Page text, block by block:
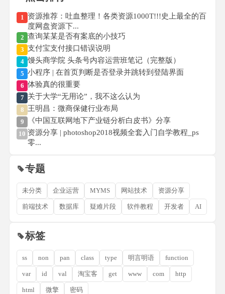
1 资源推荐：吐血整理！各类资源1000T!!!史上最全的百
度网盘资源下...
2 查询某某是否有案底的小技巧
3 支付宝支付接口错误说明
4 馒头商学院 头条号内容运营班笔记（完整版）
5 小程序 | 在首页判断是否登录并跳转到登陆界面
6 体验真的很重要
7 关于大学“无用论”，我不这么认为
8 王明昌：微商保健行业布局
9 《中国互联网地下产业链分析白皮书》分享
10 资源分享 | photoshop2018视频全套入门自学教程_ps
零...
专题
未分类 企业运营 MYMS 网站技术 资源分享
前端技术 数据库 疑难片段 软件教程 开发者 AI
标签
ss non pan class type 明言明语 function
var id val 淘宝客 get www com http
html 微擎 密码